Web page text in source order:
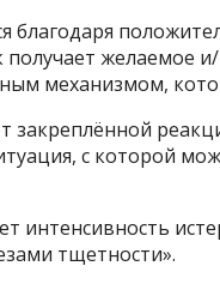
благодаря
получает желаемое
механизмом,
закреплённой
с которой
интенсивность
тщетности».